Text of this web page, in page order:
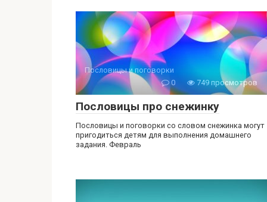
Пословицы и поговорки
0
749 просмотров
Пословицы про снежинку
Пословицы и поговорки со словом снежинка могут
пригодиться детям для выполнения домашнего
задания. Февраль